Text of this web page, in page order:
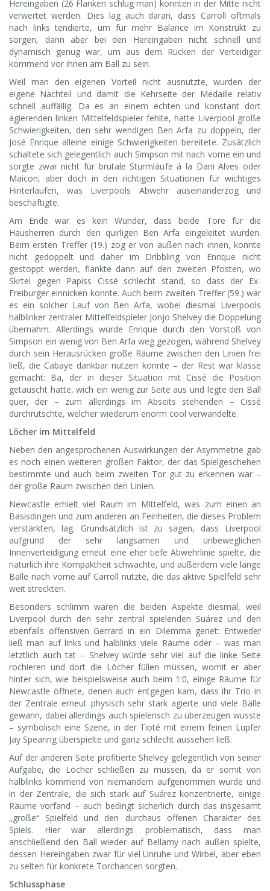
Hereingaben (26 Flanken schlug man) konnten in der Mitte nicht
verwertet werden. Dies lag auch daran, dass Carroll oftmals
nach links tendierte, um für mehr Balance im Konstrukt zu
sorgen, dann aber bei den Hereingaben nicht schnell und
dynamisch genug war, um aus dem Rücken der Verteidiger
kommend vor ihnen am Ball zu sein.
Weil man den eigenen Vorteil nicht ausnutzte, wurden der
eigene Nachteil und damit die Kehrseite der Medaille relativ
schnell auffällig. Da es an einem echten und konstant dort
agierenden linken Mittelfeldspieler fehlte, hatte Liverpool große
Schwierigkeiten, den sehr wendigen Ben Arfa zu doppeln, der
José Enrique alleine einige Schwierigkeiten bereitete. Zusätzlich
schaltete sich gelegentlich auch Simpson mit nach vorne ein und
sorgte zwar nicht für brutale Sturmläufe á la Dani Alves oder
Maicon, aber doch in den richtigen Situationen für wichtiges
Hinterlaufen, was Liverpools Abwehr auseinanderzog und
beschäftigte.
Am Ende war es kein Wunder, dass beide Tore für die
Hausherren durch den quirligen Ben Arfa eingeleitet wurden.
Beim ersten Treffer (19.) zog er von außen nach innen, konnte
nicht gedoppelt und daher im Dribbling von Enrique nicht
gestoppt werden, flankte dann auf den zweiten Pfosten, wo
Skrtel gegen Papiss Cissé schlecht stand, so dass der Ex-
Freiburger einnicken konnte. Auch beim zweiten Treffer (59.) war
es ein solcher Lauf von Ben Arfa, wobei diesmal Liverpools
halblinker zentraler Mittelfeldspieler Jonjo Shelvey die Doppelung
übernahm. Allerdings wurde Enrique durch den Vorstoß von
Simpson ein wenig von Ben Arfa weg gezogen, während Shelvey
durch sein Herausrücken große Räume zwischen den Linien frei
ließ, die Cabaye dankbar nutzen konnte – der Rest war klasse
gemacht: Ba, der in dieser Situation mit Cissé die Position
getauscht hatte, wich ein wenig zur Seite aus und legte den Ball
quer, der – zum allerdings im Abseits stehenden – Cissé
durchrutschte, welcher wiederum enorm cool verwandelte.
Löcher im Mittelfeld
Neben den angesprochenen Auswirkungen der Asymmetrie gab
es noch einen weiteren großen Faktor, der das Spielgeschehen
bestimmte und auch beim zweiten Tor gut zu erkennen war –
der große Raum zwischen den Linien.
Newcastle erhielt viel Raum im Mittelfeld, was zum einen an
Basisdingen und zum anderen an Feinheiten, die dieses Problem
verstärkten, lag. Grundsätzlich ist zu sagen, dass Liverpool
aufgrund der sehr langsamen und unbeweglichen
Innenverteidigung erneut eine eher tiefe Abwehrlinie spielte, die
natürlich ihre Kompaktheit schwächte, und außerdem viele lange
Bälle nach vorne auf Carroll nutzte, die das aktive Spielfeld sehr
weit streckten.
Besonders schlimm waren die beiden Aspekte diesmal, weil
Liverpool durch den sehr zentral spielenden Suárez und den
ebenfalls offensiven Gerrard in ein Dilemma geriet: Entweder
ließ man auf links und halblinks viele Räume oder – was man
letztlich auch tat – Shelvey würde sehr viel auf die linke Seite
rochieren und dort die Löcher füllen müssen, womit er aber
hinter sich, wie beispielsweise auch beim 1:0, einige Räume für
Newcastle öffnete, denen auch entgegen kam, dass ihr Trio in
der Zentrale erneut physisch sehr stark agierte und viele Bälle
gewann, dabei allerdings auch spielerisch zu überzeugen wusste
– symbolisch eine Szene, in der Tioté mit einem feinen Lupfer
Jay Spearing überspielte und ganz schlecht aussehen ließ.
Auf der anderen Seite profitierte Shelvey gelegentlich von seiner
Aufgabe, die Löcher schließen zu müssen, da er somit von
halblinks kommend von niemandem aufgenommen wurde und
in der Zentrale, die sich stark auf Suárez konzentrierte, einige
Räume vorfand – auch bedingt sicherlich durch das insgesamt
„große“ Spielfeld und den durchaus offenen Charakter des
Spiels. Hier war allerdings problematisch, dass man
anschließend den Ball wieder auf Bellamy nach außen spielte,
dessen Hereingaben zwar für viel Unruhe und Wirbel, aber eben
zu selten für konkrete Torchancen sorgten.
Schlussphase